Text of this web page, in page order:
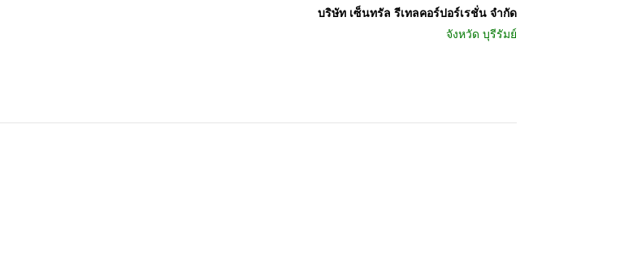
บริษัท เซ็นทรัล รีเทลคอร์ปอร์เรชั่น จำกัด
จังหวัด บุรีรัมย์